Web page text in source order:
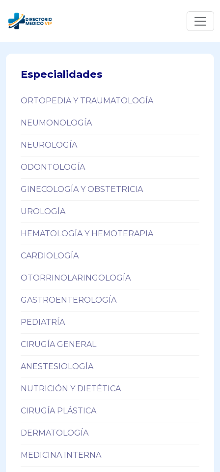
Especialidades
ORTOPEDIA Y TRAUMATOLOGÍA
NEUMONOLOGÍA
NEUROLOGÍA
ODONTOLOGÍA
GINECOLOGÍA Y OBSTETRICIA
UROLOGÍA
HEMATOLOGÍA Y HEMOTERAPIA
CARDIOLOGÍA
OTORRINOLARINGOLOGÍA
GASTROENTEROLOGÍA
PEDIATRÍA
CIRUGÍA GENERAL
ANESTESIOLOGÍA
NUTRICIÓN Y DIETÉTICA
CIRUGÍA PLÁSTICA
DERMATOLOGÍA
MEDICINA INTERNA